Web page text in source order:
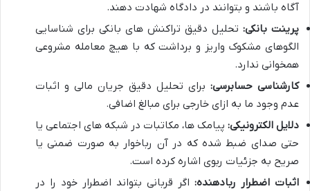
آگاه باشند و بتوانند در دادگاه شهادت دهند.
پرینت بانکی: تحلیل دقیق تراکنش های بانکی برای شناسایی
الگوهای مشکوک واریز و برداشت که با هیچ معامله مشروعی
همخوانی ندارد.
کارشناسی حسابرسی: برای تحلیل دقیق جریان مالی و اثبات
عدم وجود ما به ازای خارجی برای مبالغ اضافی.
دلایل الکترونیکی: پیامک ها، مکاتبات در شبکه های اجتماعی یا
حتی صدای ضبط شده که در آن رباخوار به صورت ضمنی یا
صریح به جزئیات ربوی اشاره کرده است.
اثبات اضطرار ربادهنده: اگر قربانی بتواند اضطرار خود را در